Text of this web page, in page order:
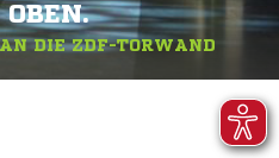
OBEN.
DIE ZDF-TORWAND